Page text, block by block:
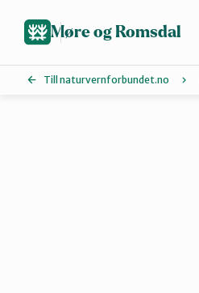
hovedinnhold
Møre og Romsdal
Till naturvernforbundet.no